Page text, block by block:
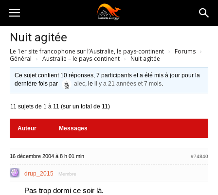
Australia-
australie.com
Nuit agitée
Le 1er site francophone sur l’Australie, le pays-continent › Forums ›
Général › Australie – le pays-continent › Nuit agitée
Ce sujet contient 10 réponses, 7 participants et a été mis à jour pour la
dernière fois par
alec, leil y a 21 années et 7 mois.
11 sujets de 1 à 11 (sur un total de 11)
Auteur Messages
16 décembre 2004 à 8 h 01 min #74840
drup_2015 Membre
Pas trop dormi ce soir là.